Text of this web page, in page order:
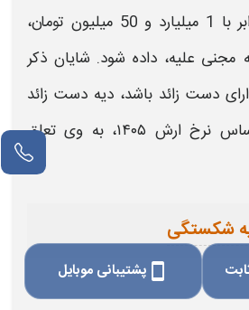
، برابر با 1 میلیارد و 50 میلیون تومان،
مجنی علیه، داده شود. شایان ذکر
دست زائد باشد، دیه دست زائد
نرخ ارش ۱۴۰۵،
به وی تعلق
شکستگی
smartphone پشتیبانی موبایل